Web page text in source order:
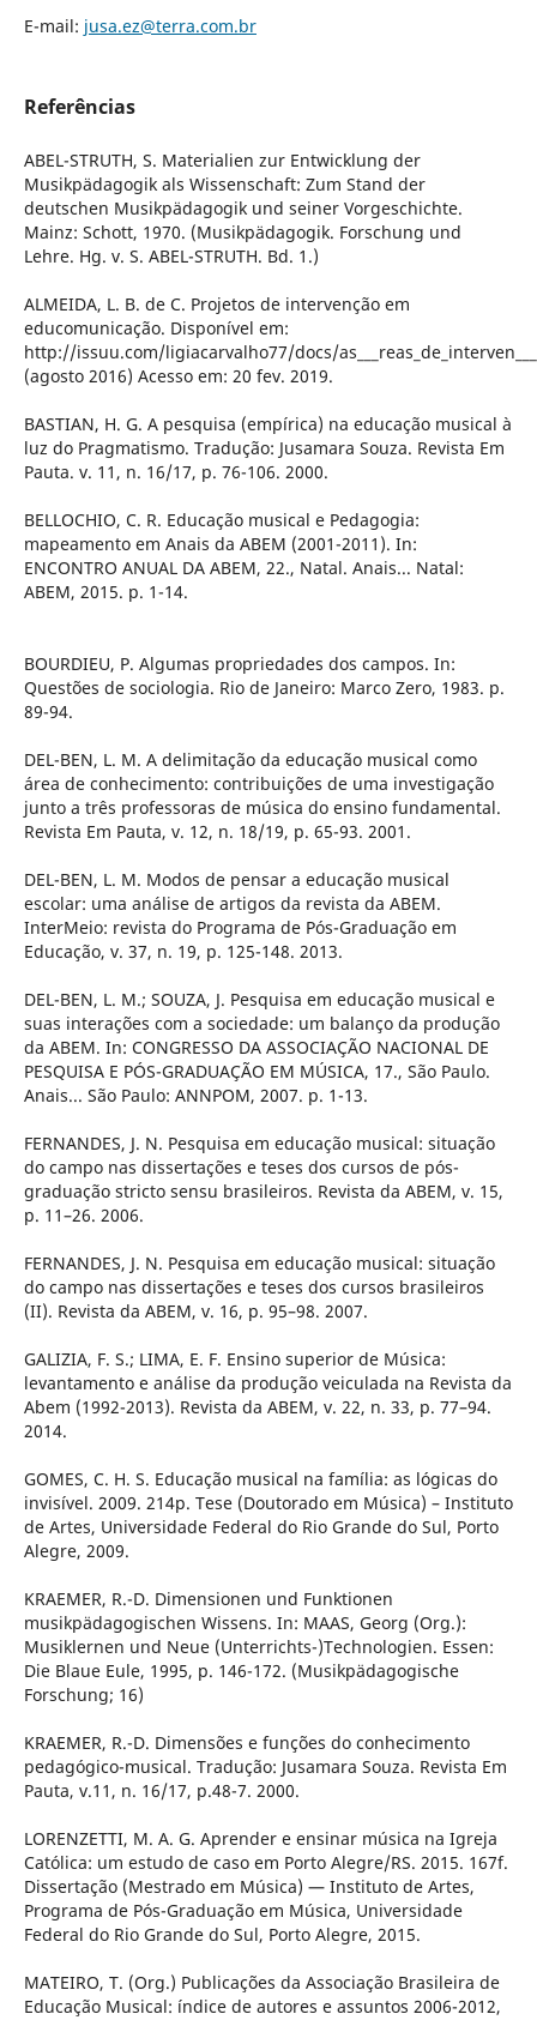
E-mail: jusa.ez@terra.com.br
Referências
ABEL-STRUTH, S. Materialien zur Entwicklung der
Musikpädagogik als Wissenschaft: Zum Stand der
deutschen Musikpädagogik und seiner Vorgeschichte.
Mainz: Schott, 1970. (Musikpädagogik. Forschung und
Lehre. Hg. v. S. ABEL-STRUTH. Bd. 1.)
ALMEIDA, L. B. de C. Projetos de intervenção em
educomunicação. Disponível em:
http://issuu.com/ligiacarvalho77/docs/
(agosto 2016) Acesso em: 20 fev. 2019.
BASTIAN, H. G. A pesquisa (empírica) na educação musical à
luz do Pragmatismo. Tradução: Jusamara Souza. Revista Em
Pauta. v. 11, n. 16/17, p. 76-106. 2000.
BELLOCHIO, C. R. Educação musical e Pedagogia:
mapeamento em Anais da ABEM (2001-2011). In:
ENCONTRO ANUAL DA ABEM, 22., Natal. Anais... Natal:
ABEM, 2015. p. 1-14.
BOURDIEU, P. Algumas propriedades dos campos. In:
Questões de sociologia. Rio de Janeiro: Marco Zero, 1983. p.
89-94.
DEL-BEN, L. M. A delimitação da educação musical como
área de conhecimento: contribuições de uma investigação
junto a três professoras de música do ensino fundamental.
Revista Em Pauta, v. 12, n. 18/19, p. 65-93. 2001.
DEL-BEN, L. M. Modos de pensar a educação musical
escolar: uma análise de artigos da revista da ABEM.
InterMeio: revista do Programa de Pós-Graduação em
Educação, v. 37, n. 19, p. 125-148. 2013.
DEL-BEN, L. M.; SOUZA, J. Pesquisa em educação musical e
suas interações com a sociedade: um balanço da produção
da ABEM. In: CONGRESSO DA ASSOCIAÇÃO NACIONAL DE
PESQUISA E PÓS-GRADUAÇÃO EM MÚSICA, 17., São Paulo.
Anais... São Paulo: ANNPOM, 2007. p. 1-13.
FERNANDES, J. N. Pesquisa em educação musical: situação
do campo nas dissertações e teses dos cursos de pós-
graduação stricto sensu brasileiros. Revista da ABEM, v. 15,
p. 11–26. 2006.
FERNANDES, J. N. Pesquisa em educação musical: situação
do campo nas dissertações e teses dos cursos brasileiros
(II). Revista da ABEM, v. 16, p. 95–98. 2007.
GALIZIA, F. S.; LIMA, E. F. Ensino superior de Música:
levantamento e análise da produção veiculada na Revista da
Abem (1992-2013). Revista da ABEM, v. 22, n. 33, p. 77–94.
2014.
GOMES, C. H. S. Educação musical na família: as lógicas do
invisível. 2009. 214p. Tese (Doutorado em Música) – Instituto
de Artes, Universidade Federal do Rio Grande do Sul, Porto
Alegre, 2009.
KRAEMER, R.-D. Dimensionen und Funktionen
musikpädagogischen Wissens. In: MAAS, Georg (Org.):
Musiklernen und Neue (Unterrichts-)Technologien. Essen:
Die Blaue Eule, 1995, p. 146-172. (Musikpädagogische
Forschung; 16)
KRAEMER, R.-D. Dimensões e funções do conhecimento
pedagógico-musical. Tradução: Jusamara Souza. Revista Em
Pauta, v.11, n. 16/17, p.48-7. 2000.
LORENZETTI, M. A. G. Aprender e ensinar música na Igreja
Católica: um estudo de caso em Porto Alegre/RS. 2015. 167f.
Dissertação (Mestrado em Música) — Instituto de Artes,
Programa de Pós-Graduação em Música, Universidade
Federal do Rio Grande do Sul, Porto Alegre, 2015.
MATEIRO, T. (Org.) Publicações da Associação Brasileira de
Educação Musical: índice de autores e assuntos 2006-2012,